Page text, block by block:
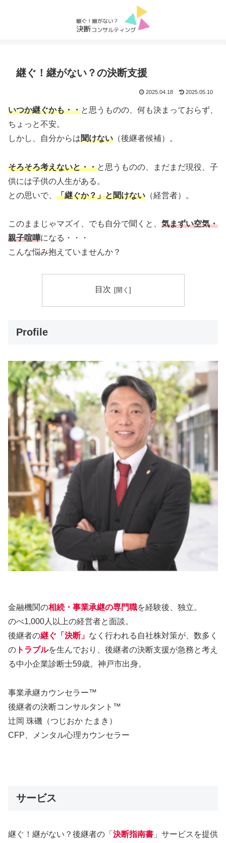
継ぐ！継がない？の決断支援
2025.04.18 2025.05.10
いつか継ぐかも・・と思うものの、何も決まっておらず、
ちょっと不安。
しかし、自分からは聞けない （後継者候補）。
そろそろ考えないと・・と思うものの、まだまだ現役、子
供には子供の人生がある。
との思いで、 「継ぐか？」と聞けない （経営者）。
このままじゃマズイ、でも自分で聞くと、 気まずい空気・
親子喧嘩になる・・・
こんな悩み抱えていませんか？
目次
Profile
金融機関の相続・事業承継の専門職を経験後、独立。
のべ1,000人以上の経営者と面談。
後継者の継ぐ「決断」 なく行われる自社株対策が、数多く
の トラブルを生んでおり、後継者の決断支援が急務と考え
る中小企業診断士59歳。神戸市出身。
事業承継カウンセラー™
後継者の決断コンサルタント™
辻岡 珠磯（つじおか たまき）
CFP、メンタル心理カウンセラー
サービス
継ぐ！継がない？後継者の「 決断指南書 」サービスを提供